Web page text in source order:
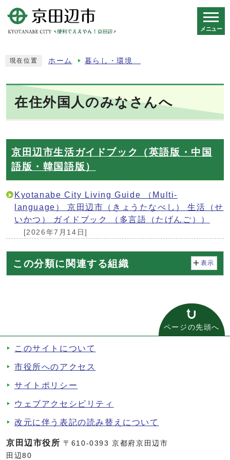
メニュー
現在位置 ホーム 暮らし・環境
在住外国人のみなさんへ
京田辺市生活ガイドブック（英語版・中国
語版・韓国語版）
Kyotanabe City Living Guide （Multi-
language） 京田辺市（きょうたなべし） 生活（せ
いかつ） ガイドブック （多言語（たげんご））
[2026年7月14日]
この分類に関連する組織 表示
ページの先頭へ
このサイトについて
市役所へのアクセス
サイトポリシー
ウェブアクセシビリティ
改元に伴う表記の読み替えについて
京田辺市役所 〒610-0393 京都府京田辺市
田辺80